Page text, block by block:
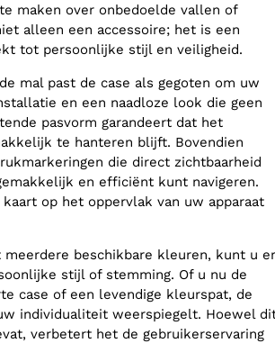
maken over onbedoelde vallen of
alleen een accessoire; het is een
tot persoonlijke stijl en veiligheid.
mal past de case als gegoten om uw
en een naadloze look die geen
pasvorm garandeert dat het
te hanteren blijft. Bovendien
die direct zichtbaarheid
en efficiënt kunt navigeren.
op het oppervlak van uw apparaat
beschikbare kleuren, kunt u er
stijl of stemming. Of u nu de
case of een levendige kleurspat, de
individualiteit weerspiegelt. Hoewel
verbetert het de gebruikerservaring